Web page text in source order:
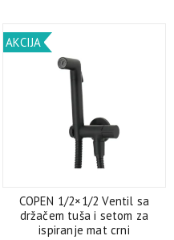
AKCIJA
COPEN 1/2×1/2 Ventil sa
držačem tuša i setom za
ispiranje mat crni